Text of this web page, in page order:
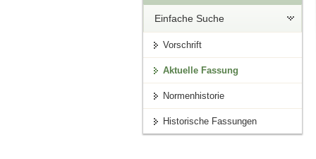
Einfache Suche
Vorschrift
Aktuelle Fassung
Normenhistorie
Historische Fassungen